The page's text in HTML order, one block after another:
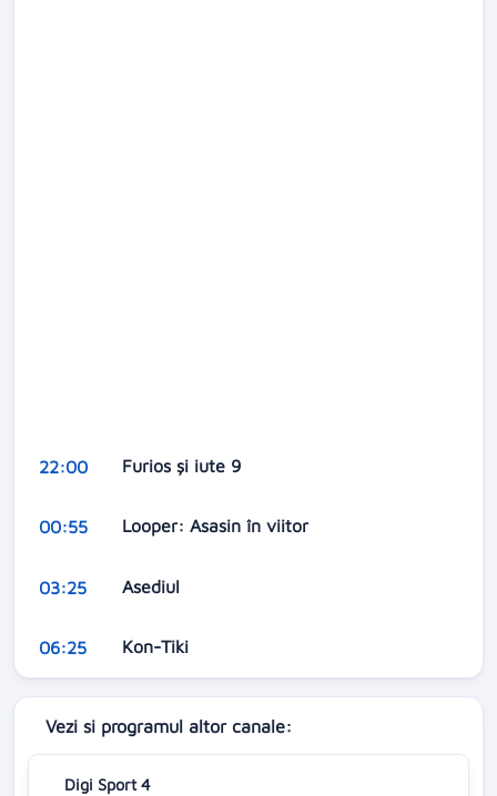
22:00 Furios și iute 9
00:55 Looper: Asasin în viitor
03:25 Asediul
06:25 Kon-Tiki
Vezi si programul altor canale:
Digi Sport 4